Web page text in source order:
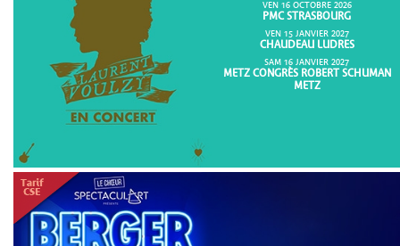
VEN 16 OCTOBRE 2026
PMC STRASBOURG
VEN 15 JANVIER 2027
CHAUDEAU LUDRES
SAM 16 JANVIER 2027
METZ CONGRÈS ROBERT SCHUMAN
METZ